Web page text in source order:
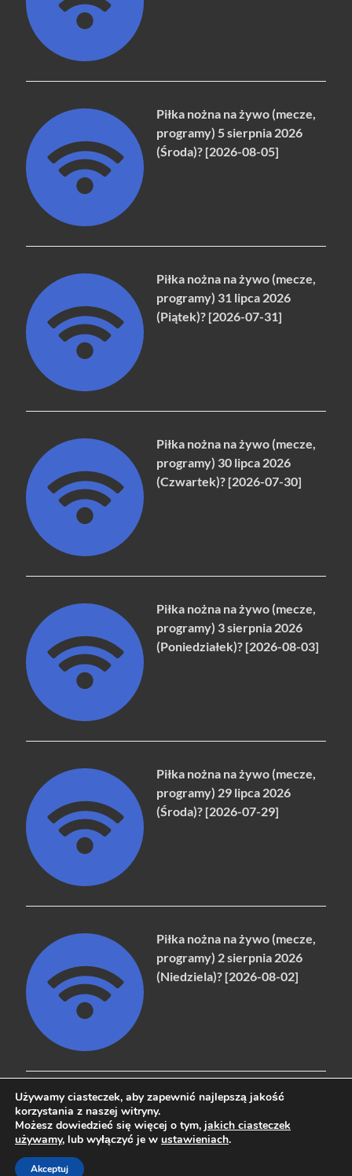
Piłka nożna na żywo (mecze,
programy) 5 sierpnia 2026
(Środa)? [2026-08-05]
Piłka nożna na żywo (mecze,
programy) 31 lipca 2026
(Piątek)? [2026-07-31]
Piłka nożna na żywo (mecze,
programy) 30 lipca 2026
(Czwartek)? [2026-07-30]
Piłka nożna na żywo (mecze,
programy) 3 sierpnia 2026
(Poniedziałek)? [2026-08-03]
Piłka nożna na żywo (mecze,
programy) 29 lipca 2026
(Środa)? [2026-07-29]
Piłka nożna na żywo (mecze,
programy) 2 sierpnia 2026
(Niedziela)? [2026-08-02]
Copyright © 2026naziemna.info - Telewizja cyfrowa, Radio,
Używamy ciasteczek, aby zapewnić najlepszą jakość
korzystania z naszej witryny.
Możesz dowiedzieć się więcej o tym, jakich ciasteczek
używamy, lub wyłączyć je w ustawieniach.
Akceptuj